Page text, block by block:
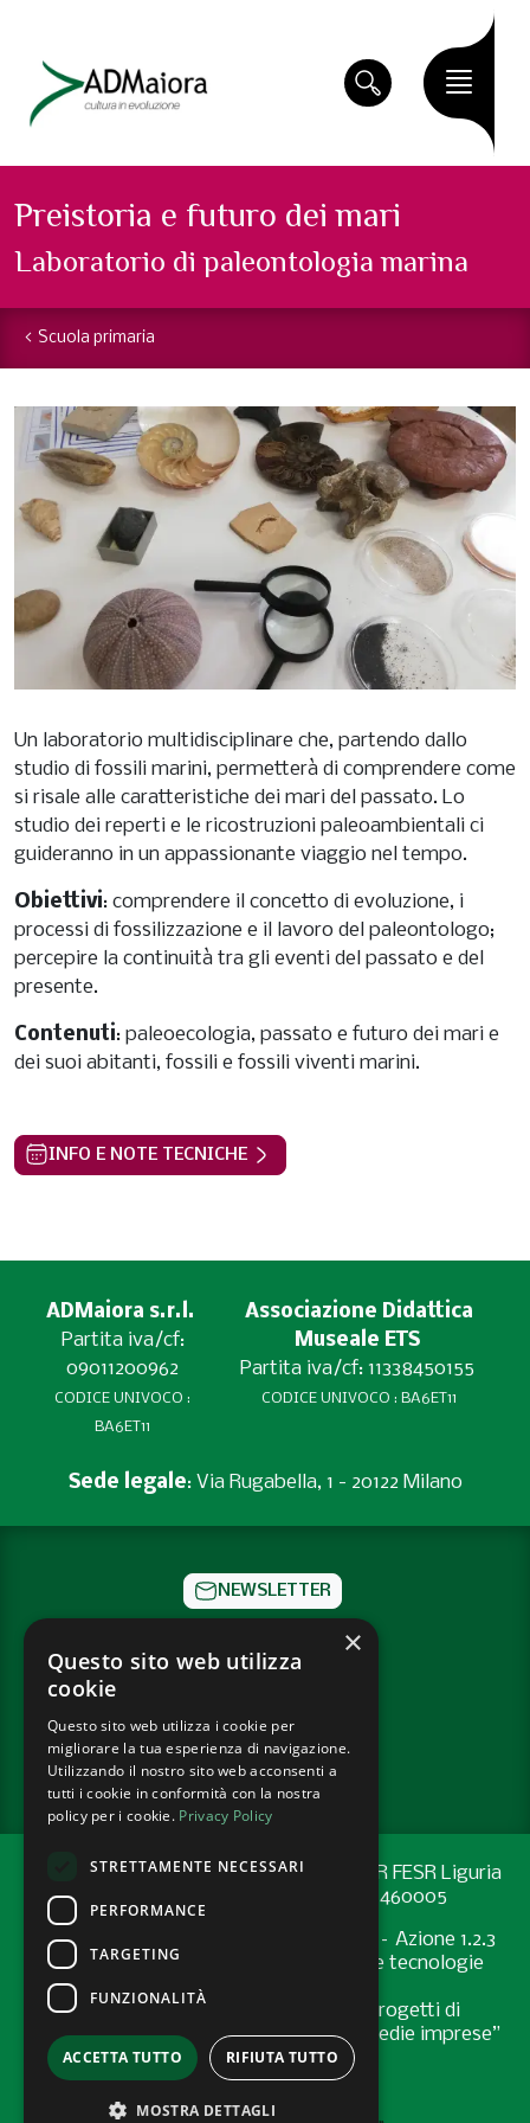
Preistoria e futuro dei mari
Laboratorio di paleontologia marina
Scuola primaria
Un laboratorio multidisciplinare che, partendo dallo
studio di fossili marini, permetterà di comprendere come
si risale alle caratteristiche dei mari del passato. Lo
studio dei reperti e le ricostruzioni paleoambientali ci
guideranno in un appassionante viaggio nel tempo.
Obiettivi: comprendere il concetto di evoluzione, i
processi di fossilizzazione e il lavoro del paleontologo;
percepire la continuità tra gli eventi del passato e del
presente.
Contenuti: paleoecologia, passato e futuro dei mari e
dei suoi abitanti, fossili e fossili viventi marini.
INFO E NOTE TECNICHE
ADMaiora s.r.l.
Partita iva/cf:
09011200962
CODICE UNIVOCO :
BA6ET11
Associazione Didattica
Museale ETS
Partita iva/cf: 11338450155
CODICE UNIVOCO : BA6ET11
Sede legale: Via Rugabella, 1 - 20122 Milano
NEWSLETTER
CONTATTI
PRIVACY POLICY
Progetto cofinanziato con risorse del PR FESR Liguria
2021-2027 codice CUP: G44E24001460005
Programma Regionale FESR 2021-2027 – Azione 1.2.3
"Sostenere l’introduzione di pratiche e tecnologie
digitali nelle imprese
Bando “Supporto allo sviluppo di progetti di
digitalizzazione nelle micro, piccole e medie imprese”
- Anno 2024
×
Questo sito web utilizza
cookie
Questo sito web utilizza i cookie per
migliorare la tua esperienza di navigazione.
Utilizzando il nostro sito web acconsenti a
tutti i cookie in conformità con la nostra
policy per i cookie. Privacy Policy
STRETTAMENTE NECESSARI
PERFORMANCE
TARGETING
FUNZIONALITÀ
ACCETTA TUTTO RIFIUTA TUTTO
MOSTRA DETTAGLI